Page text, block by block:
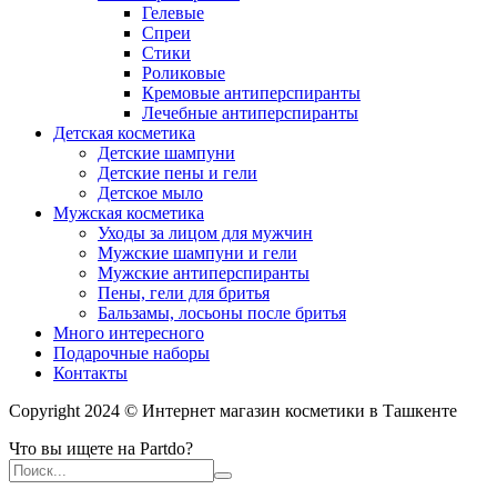
Гелевые
Спреи
Стики
Роликовые
Кремовые антиперспиранты
Лечебные антиперспиранты
Детская косметика
Детские шампуни
Детские пены и гели
Детское мыло
Мужская косметика
Уходы за лицом для мужчин
Мужские шампуни и гели
Мужские антиперспиранты
Пены, гели для бритья
Бальзамы, лосьоны после бритья
Много интересного
Подарочные наборы
Контакты
Copyright 2024 © Интернет магазин косметики в Ташкенте
Что вы ищете на Partdo?